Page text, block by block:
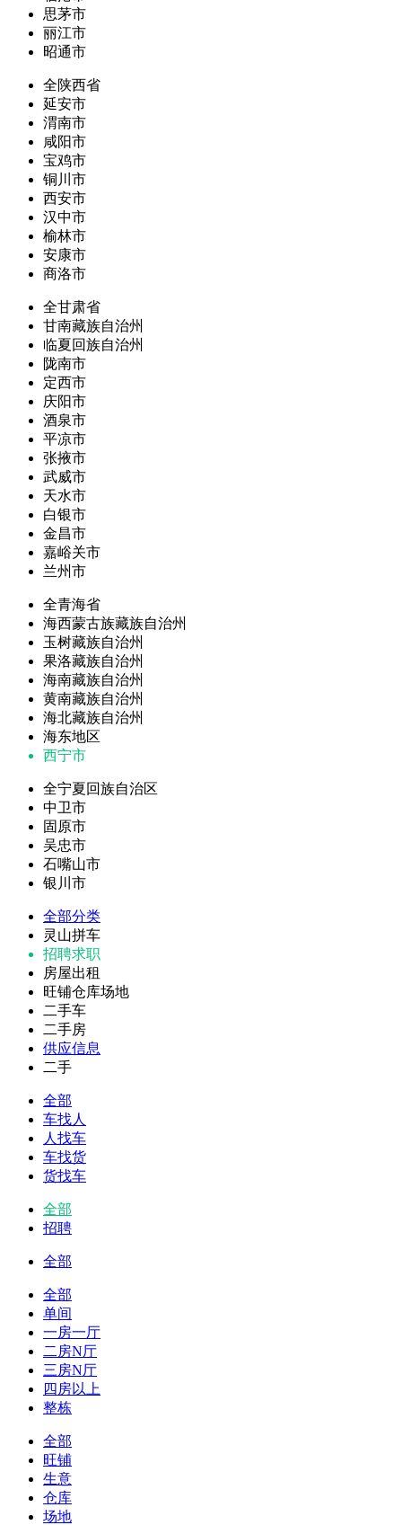
思茅市
丽江市
昭通市
全陕西省
延安市
渭南市
咸阳市
宝鸡市
铜川市
西安市
汉中市
榆林市
安康市
商洛市
全甘肃省
甘南藏族自治州
临夏回族自治州
陇南市
定西市
庆阳市
酒泉市
平凉市
张掖市
武威市
天水市
白银市
金昌市
嘉峪关市
兰州市
全青海省
海西蒙古族藏族自治州
玉树藏族自治州
果洛藏族自治州
海南藏族自治州
黄南藏族自治州
海北藏族自治州
海东地区
西宁市
全宁夏回族自治区
中卫市
固原市
吴忠市
石嘴山市
银川市
全部分类
灵山拼车
招聘求职
房屋出租
旺铺仓库场地
二手车
二手房
供应信息
二手
全部
车找人
人找车
车找货
货找车
全部
招聘
全部
全部
单间
一房一厅
二房N厅
三房N厅
四房以上
整栋
全部
旺铺
生意
仓库
场地